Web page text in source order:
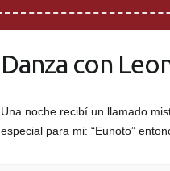
Danza con
Una noche recibí un llamado
especial para mi: “Eunoto”